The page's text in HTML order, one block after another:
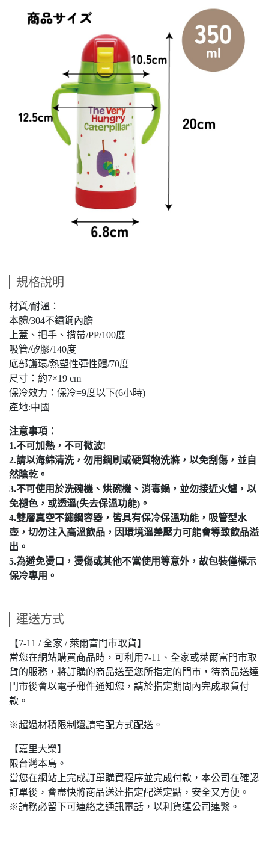
規格說明
材質/耐溫：
本體/304不鏽鋼內膽
上蓋、把手、揹帶/PP/100度
吸管/矽膠/140度
底部護環/熱塑性彈性體/70度
尺寸：約7×19 cm
保冷效力：保冷=9度以下(6小時)
產地:中國
注意事項：
1.不可加熱，不可微波!
2.請以海綿清洗，勿用鋼刷或硬質物洗滌，以免刮傷，並自
然陰乾。
3.不可使用於洗碗機、烘碗機、消毒鍋，並勿接近火爐，以
免褪色，或透溫(失去保溫功能)。
4.雙層真空不鏽鋼容器，皆具有保冷保溫功能，吸管型水
壺，切勿注入高溫飲品，因環境溫差壓力可能會導致飲品溢
出。
5.為避免燙口，燙傷或其他不當使用等意外，故包裝僅標示
保冷專用。
運送方式
【7-11 / 全家 / 萊爾富門市取貨】
當您在網站購買商品時，可利用7-11、全家或萊爾富門市取
貨的服務，將訂購的商品送至您所指定的門市，待商品送達
門市後會以電子郵件通知您，請於指定期間內完成取貨付
款。
※超過材積限制還請宅配方式配送。
【嘉里大榮】
限台灣本島。
當您在網站上完成訂單購買程序並完成付款，本公司在確認
訂單後，會盡快將商品送達指定配送定點，安全又方便。
※請務必留下可連絡之通訊電話，以利貨運公司連繫。